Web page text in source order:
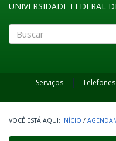
UNIVERSIDADE FEDERAL
Serviços Telefones
INÍCIO /